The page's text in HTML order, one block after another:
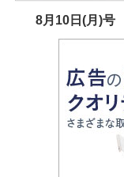
8月10日(月)号